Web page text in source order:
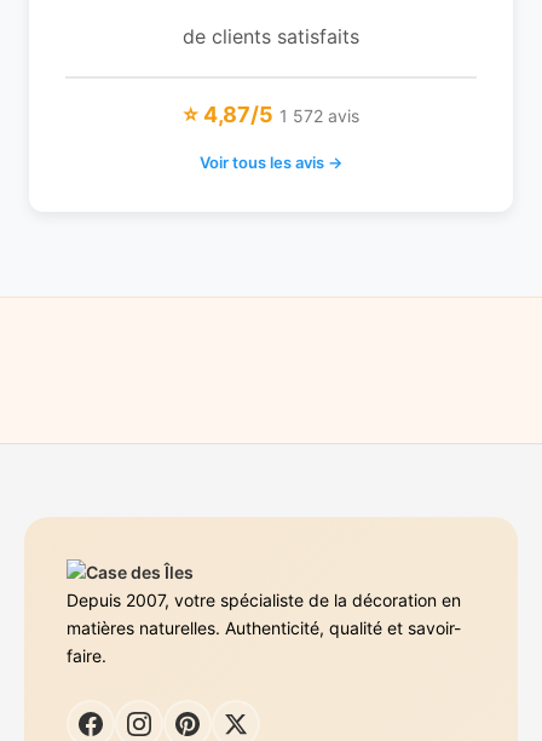
de clients satisfaits
⭐ 4,87/5 1 572 avis
Voir tous les avis →
Depuis 2007, votre spécialiste de la décoration en
matières naturelles. Authenticité, qualité et savoir-
faire.